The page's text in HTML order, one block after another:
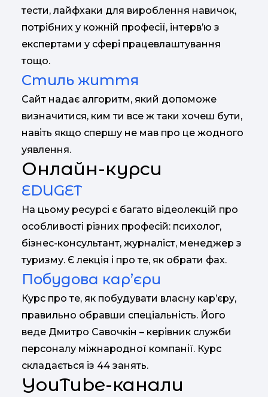
тести, лайфхаки для вироблення навичок,
потрібних у кожній професії, інтерв’ю з
експертами у сфері працевлаштування
тощо.
Стиль життя
Сайт надає алгоритм, який допоможе
визначитися, ким ти все ж таки хочеш бути,
навіть якщо спершу не мав про це жодного
уявлення.
Онлайн-курси
ЕDUGЕT
На цьому ресурсі є багато відеолекцій про
особливості різних професій: психолог,
бізнес-консультант, журналіст, менеджер з
туризму. Є лекція і про те, як обрати фах.
Побудова кар’єри
Курс про те, як побудувати власну кар’єру,
правильно обравши спеціальність. Його
веде Дмитро Савочкін – керівник служби
персоналу міжнародної компанії. Курс
складається із 44 занять.
YouTube-канали